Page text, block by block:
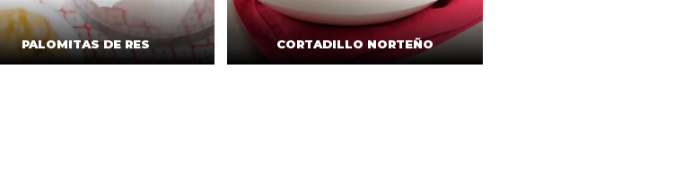
PALOMITAS DE RES CORTADILLO NORTEÑO